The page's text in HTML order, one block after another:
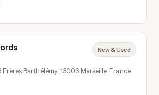
New & Used
Frères Barthélémy, 13006 Marseille, France